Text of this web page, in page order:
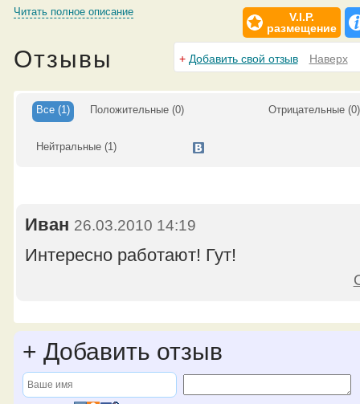
Читать полное описание
V.I.P.
размещение
Отзывы + Добавить свой отзыв Наверх
Все(1) Положительные (0) Отрицательные (0)
Нейтральные (1)
Иван 26.03.2010 14:19
Интересно работают! Гут!
+ Добавить отзыв